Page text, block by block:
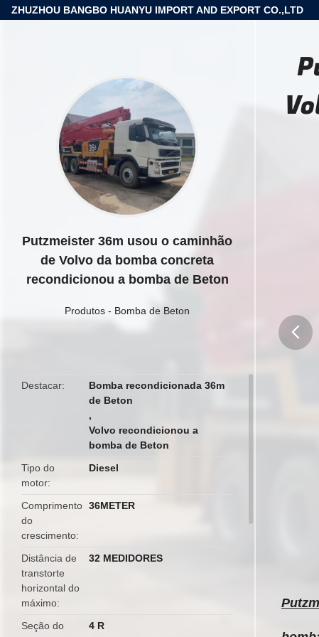
ZHUZHOU BANGBO HUANYU IMPORT AND EXPORT CO.,LTD
Putzmeister 36m usou o caminhão
de Volvo da bomba concreta
recondicionou a bomba de Beton
Produtos - Bomba de Beton
Destacar
Bomba recondicionada 36m
de Beton
,
Volvo recondicionou a
bomba de Beton
Tipo do
motor
Diesel
Comprimento
do
crescimento
36METER
Distância de
transtorte
horizontal do
máximo
32 MEDIDORES
Seção do
4 R